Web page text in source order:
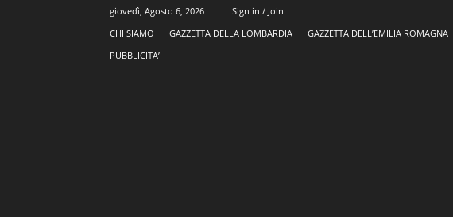
giovedì, Agosto 6, 2026
Sign in / Join
CHI SIAMO
GAZZETTA DELLA LOMBARDIA GAZZETTA DELL’EMILIA ROMAGNA
PUBBLICITA’